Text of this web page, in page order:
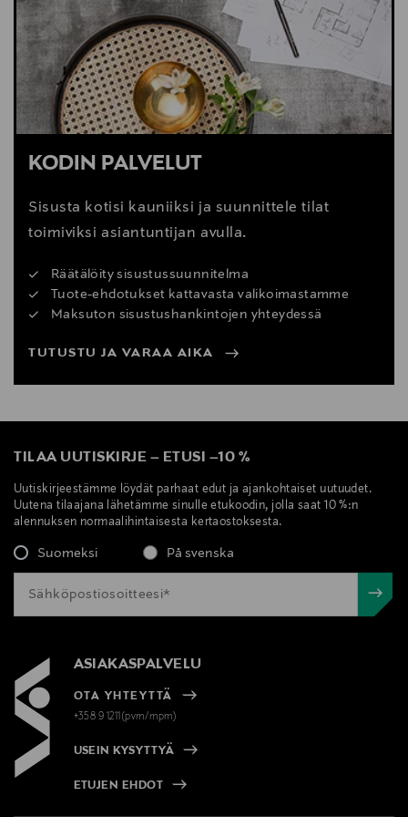
Digitaalinen osoite
www.vitra.com; info@vitra.com
KODIN PALVELUT
Sisusta kotisi kauniiksi ja suunnittele tilat
toimiviksi asiantuntijan avulla.
Räätälöity sisustussuunnitelma
Tuote-ehdotukset kattavasta valikoimastamme
Maksuton sisustushankintojen yhteydessä
TUTUSTU JA VARAA AIKA
TILAA UUTISKIRJE – ETUSI –10 %
Uutiskirjeestämme löydät parhaat edut ja ajankohtaiset uutuudet.
Uutena tilaajana lähetämme sinulle etukoodin, jolla saat 10 %:n
alennuksen normaalihintaisesta kertaostoksesta.
Suomeksi På svenska
ASIAKASPALVELU
OTA YHTEYTTÄ
+358 9 1211(pvm/mpm)
USEIN KYSYTTYÄ
ETUJEN EHDOT